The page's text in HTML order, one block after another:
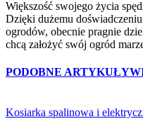
Większość swojego życia
Dzięki dużemu
ogrodów, obecnie pragnie
chcą założyć swój ogród
PODOBNE ARTYKUŁY
Kosiarka spalinowa i